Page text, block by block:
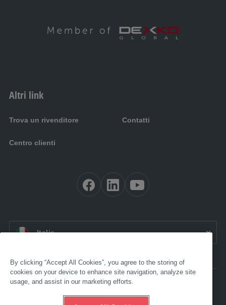
Altri link
Trova un rivenditore Contatti
Centro clienti
IT: Italia
Accessibilità
Note legali
CGV
By clicking “Accept All Cookies”, you agree to the storing of
cookies on your device to enhance site navigation, analyze site
usage, and assist in our marketing efforts.